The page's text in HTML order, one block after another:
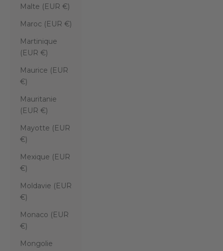
Malte (EUR €)
Maroc (EUR €)
Martinique
(EUR €)
Maurice (EUR
€)
Mauritanie
(EUR €)
Mayotte (EUR
€)
Mexique (EUR
€)
Moldavie (EUR
€)
Monaco (EUR
€)
Mongolie